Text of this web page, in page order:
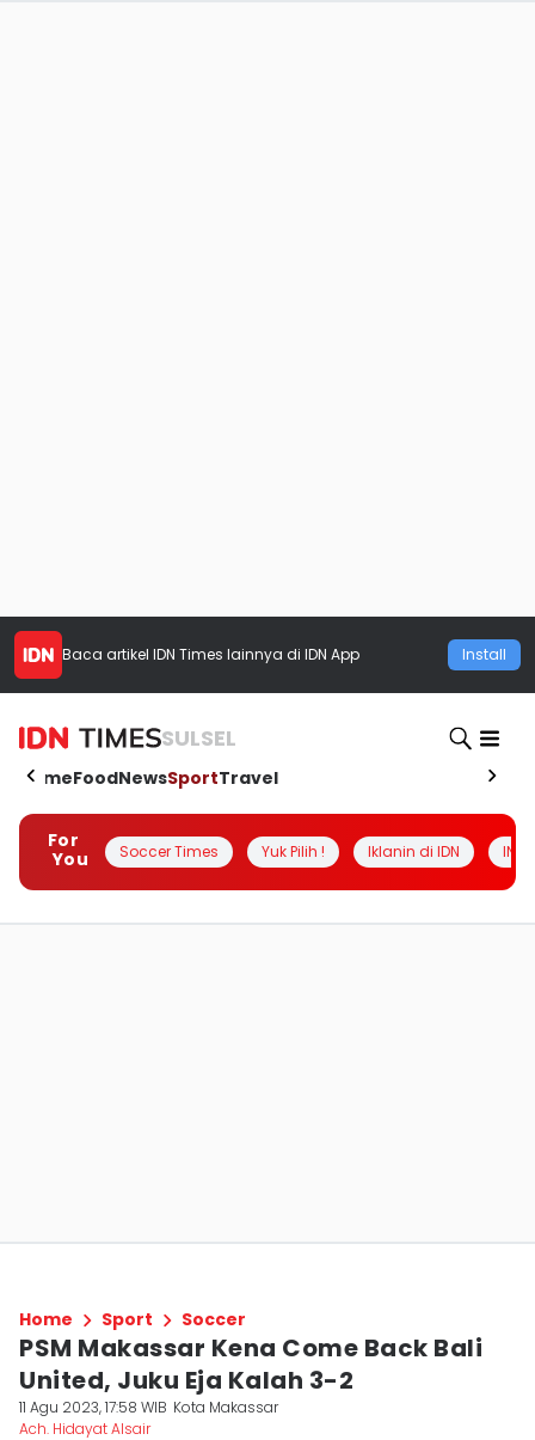
Baca artikel IDN Times lainnya di IDN App Install
SULSEL
HomeFoodNewsSportTravel
For
You
Soccer Times Yuk Pilih ! Iklanin di IDN
Home Sport Soccer
PSM Makassar Kena Come Back Bali
United, Juku Eja Kalah 3-2
11 Agu 2023, 17:58 WIB Kota Makassar
Ach. Hidayat Alsair